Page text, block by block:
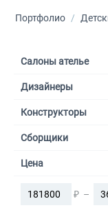
Портфолио /
Салоны ателье
Дизайнеры
Конструкторы
Сборщики
Цена
₽ –